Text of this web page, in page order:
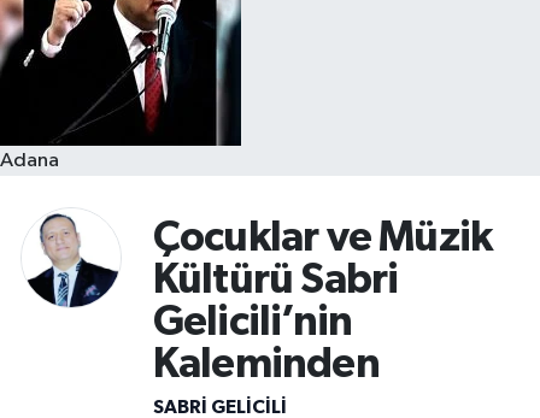
Adana
Çocuklar ve Müzik
Kültürü Sabri
Gelicili’nin
Kaleminden
SABRI GELICILI
Resmi İlanlar